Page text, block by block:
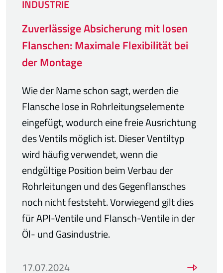
INDUSTRIE
Zuverlässige Absicherung mit losen
Flanschen: Maximale Flexibilität bei
der Montage
Wie der Name schon sagt, werden die
Flansche lose in Rohrleitungselemente
eingefügt, wodurch eine freie Ausrichtung
des Ventils möglich ist. Dieser Ventiltyp
wird häufig verwendet, wenn die
endgültige Position beim Verbau der
Rohrleitungen und des Gegenflansches
noch nicht feststeht. Vorwiegend gilt dies
für API-Ventile und Flansch-Ventile in der
Öl- und Gasindustrie.
17.07.2024